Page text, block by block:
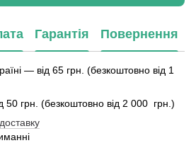
Гарантія Повернення
— від 65 грн. (безкоштовно від 1
50 грн. (безкоштовно від 2 000 грн.)